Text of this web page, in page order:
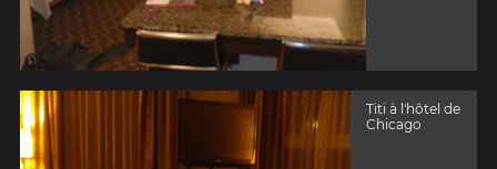
Titi à l'hôtel de
Chicago